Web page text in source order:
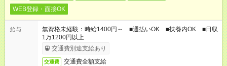
WEB登録・面接OK
給与
無資格未経験：時給1400円～ ■週払いOK ■扶養内OK ■日収
1万1200円以上
交通費別途支給あり
交通費 交通費全額支給